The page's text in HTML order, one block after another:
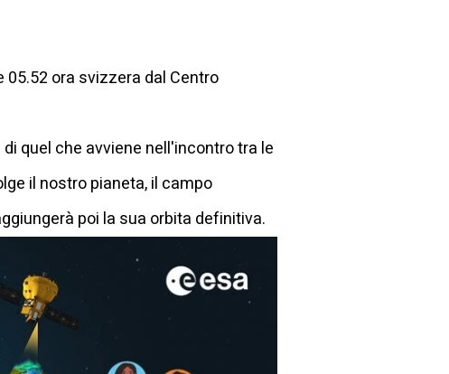
05.52 ora svizzera dal Centro
quel che avviene nell'incontro tra le
il nostro pianeta, il campo
poi la sua orbita definitiva.